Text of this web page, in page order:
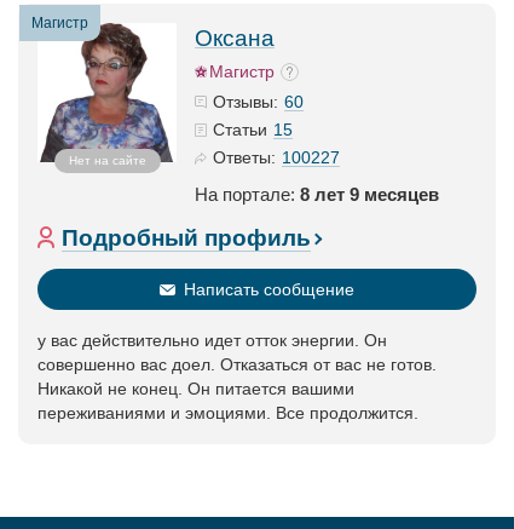
Магистр
Нет на сайте
Оксана
Магистр
Отзывы: 60
Статьи 15
Ответы: 100227
На портале: 8 лет 9 месяцев
Подробный профиль
Написать сообщение
у вас действительно идет отток энергии. Он
совершенно вас доел. Отказаться от вас не готов.
Никакой не конец. Он питается вашими
переживаниями и эмоциями. Все продолжится.